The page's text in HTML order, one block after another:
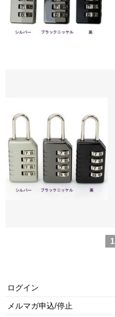
1
ログイン
メルマガ申込/停止